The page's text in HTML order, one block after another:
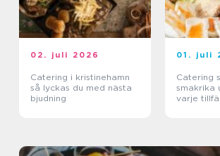
02. juli 2026
Catering i kristinehamn
så lyckas du med nästa
bjudning
01. juli
Catering
smakrika
varje